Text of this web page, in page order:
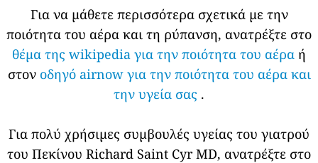
Για να μάθετε περισσότερα σχετικά με την
ποιότητα του αέρα και τη ρύπανση, ανατρέξτε στο
θέμα της wikipedia για την ποιότητα του αέρα ή
στον οδηγό airnow για την ποιότητα του αέρα και
την υγεία σας .
Για πολύ χρήσιμες συμβουλές υγείας του γιατρού
του Πεκίνου Richard Saint Cyr MD, ανατρέξτε στο